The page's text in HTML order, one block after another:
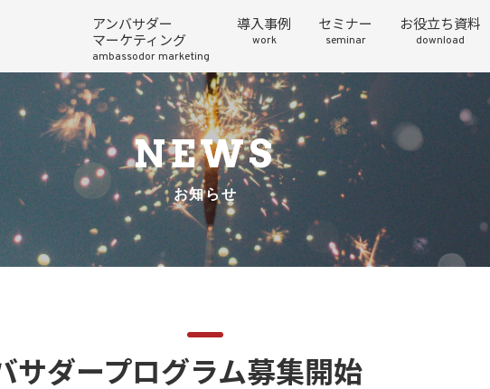
アンバサダー
マーケティング
ambassodor marketing
導入事例
work
セミナー
seminar
お役立ち資料
download
NEWS
お知らせ
サダープログラム募集開始